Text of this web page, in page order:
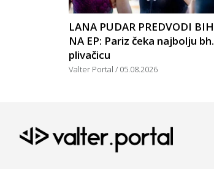
LANA PUDAR PREDVODI BIH
NA EP: Pariz čeka najbolju bh.
plivačicu
Valter Portal 05.08.2026